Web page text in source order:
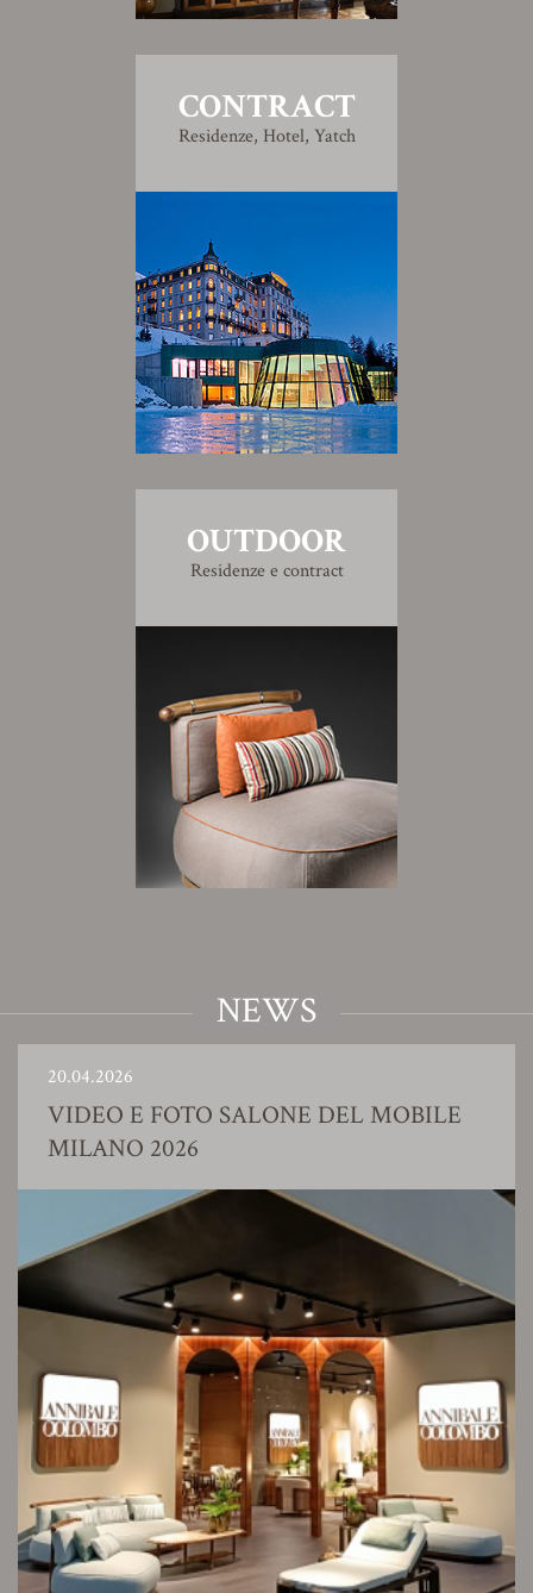
CONTRACT
Residenze, Hotel, Yatch
OUTDOOR
Residenze e contract
NEWS
20.04.2026
VIDEO E FOTO SALONE DEL MOBILE
MILANO 2026